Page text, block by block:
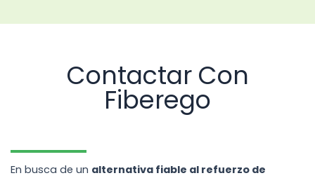
Contactar Con
Fiberego
En busca de un alternativa fiable al refuerzo de